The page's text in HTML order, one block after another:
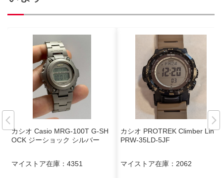
カシオ Casio MRG-100T G-SH
OCK ジーショック シルバー
マイストア在庫： 4351
カシオ PROTREK Climber Line
PRW-35LD-5JF
マイストア在庫： 2062